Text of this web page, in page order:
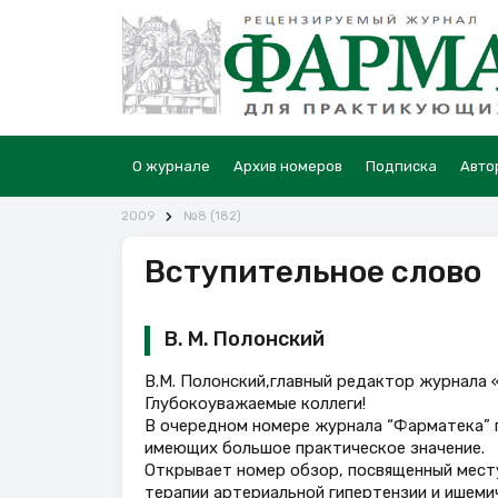
О журнале Архив номеров Подписка
2009 №8 (182)
Вступительное слово
В. М. Полонский
В.М. Полонский,главный редактор журнала
Глубокоуважаемые коллеги!
В очередном номере журнала “Фарматека”
имеющих большое практическое значение.
Открывает номер обзор, посвященный
терапии артериальной гипертензии и